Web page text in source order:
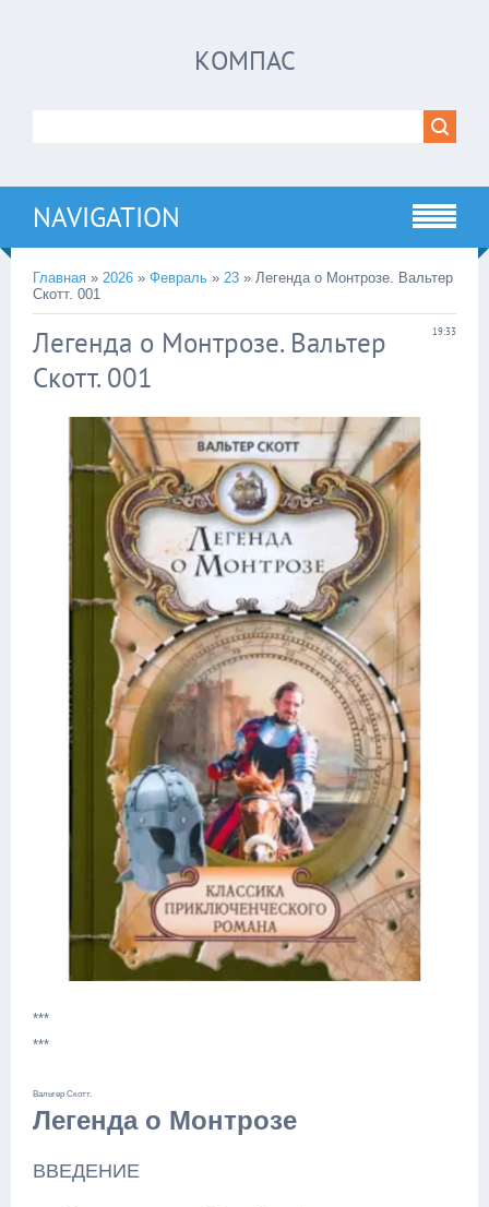
КОМПАС
NAVIGATION
Главная » 2026 » Февраль » 23 » Легенда о Монтрозе. Вальтер
Скотт. 001
19:33
Легенда о Монтрозе. Вальтер
Скотт. 001
***
***
Вальтер Скотт.
Легенда о Монтрозе
ВВЕДЕНИЕ